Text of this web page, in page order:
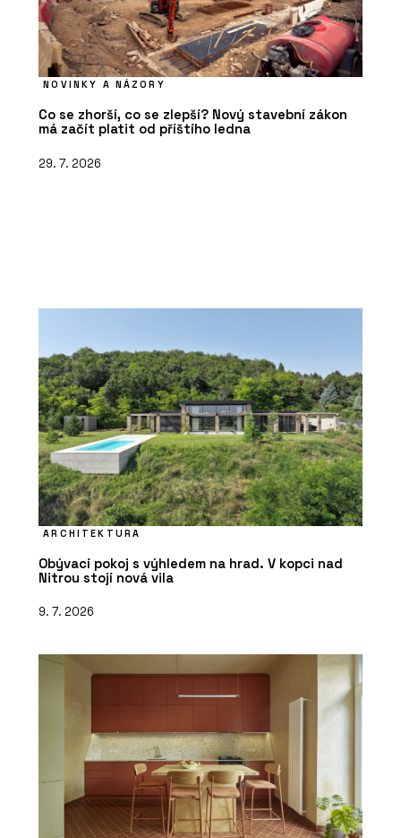
NOVINKY A NÁZORY
Co se zhorší, co se zlepší? Nový stavební zákon
má začít platit od příštího ledna
29. 7. 2026
ARCHITEKTURA
Obývací pokoj s výhledem na hrad. V kopci nad
Nitrou stojí nová vila
9. 7. 2026